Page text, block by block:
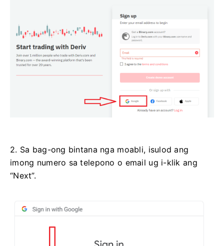
2. Sa bag-ong bintana nga moabli, isulod ang
imong numero sa telepono o email ug i-klik ang
“Next”.